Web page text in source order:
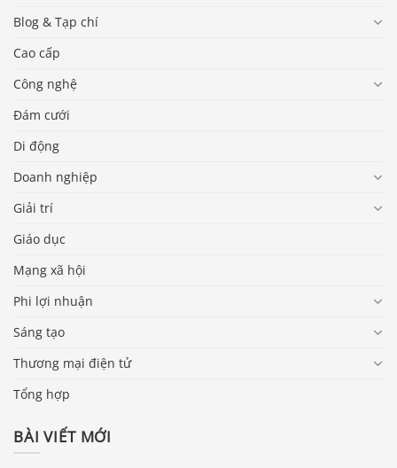
Blog & Tạp chí
Cao cấp
Công nghệ
Đám cưới
Di động
Doanh nghiệp
Giải trí
Giáo dục
Mạng xã hội
Phi lợi nhuận
Sáng tạo
Thương mại điện tử
Tổng hợp
BÀI VIẾT MỚI